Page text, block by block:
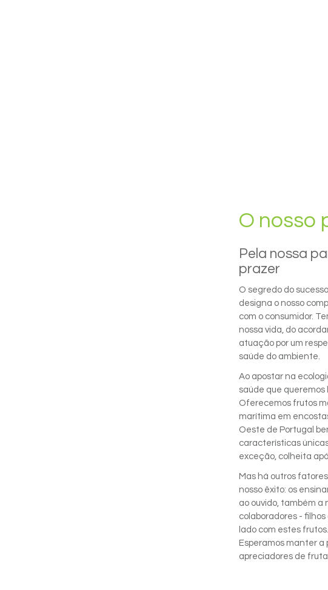
O nosso
Pela nossa
prazer
O segredo do
designa o nosso
com o consumidor.
nossa vida, do
atuação por um
saúde do ambiente.
Ao apostar na
saúde que queremos
Oferecemos frutos
marítima em
Oeste de Portugal
características
exceção, colheita
Mas há outros
nosso êxito: os
ao ouvido, também a
colaboradores -
lado com estes
Esperamos manter
apreciadores de